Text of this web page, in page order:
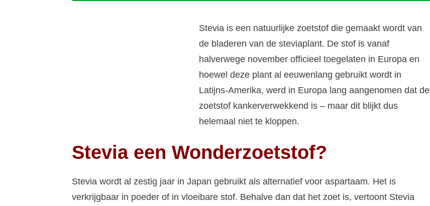
Stevia is een natuurlijke zoetstof die gemaakt wordt van
de bladeren van de steviaplant. De stof is vanaf
halverwege november officieel toegelaten in Europa en
hoewel deze plant al eeuwenlang gebruikt wordt in
Latijns-Amerika, werd in Europa lang aangenomen dat de
zoetstof kankerverwekkend is – maar dit blijkt dus
helemaal niet te kloppen.
Stevia een Wonderzoetstof?
Stevia wordt al zestig jaar in Japan gebruikt als alternatief voor aspartaam. Het is
verkrijgbaar in poeder of in vloeibare stof. Behalve dan dat het zoet is, vertoont Stevia